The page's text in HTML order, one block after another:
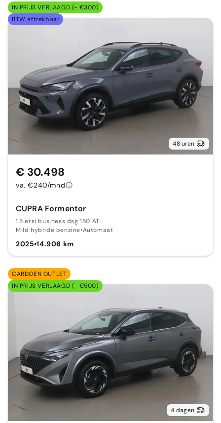
IN PRIJS VERLAAGD (- €300)
BTW aftrekbaar
48 uren
CUPRA Formentor
1.5 etsi business dsg 150 AT
Mild hybride benzine•Automaat
2025•14.906 km
€ 30.498
va. €240/mnd
CARDOEN OUTLET
IN PRIJS VERLAAGD (- €500)
4 dagen